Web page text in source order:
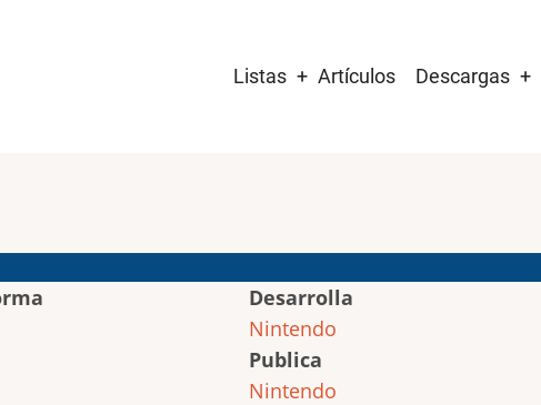
navigation
Listas Artículos Descargas
Desarrolla
Nintendo
Publica
Nintendo